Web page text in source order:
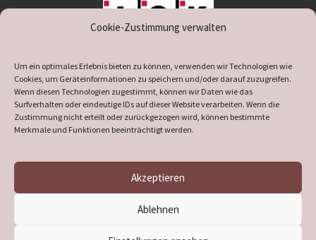
Cookie-Zustimmung verwalten
Um ein optimales Erlebnis bieten zu können, verwenden wir Technologien wie
Cookies, um Geräteinformationen zu speichern und/oder darauf zuzugreifen.
Wenn diesen Technologien zugestimmt, können wir Daten wie das
Surfverhalten oder eindeutige IDs auf dieser Website verarbeiten. Wenn die
Zustimmung nicht erteilt oder zurückgezogen wird, können bestimmte
Merkmale und Funktionen beeinträchtigt werden.
Akzeptieren
Ablehnen
supported by DÖ
Heimatverein Verl– Alle Rechte vorbehalten